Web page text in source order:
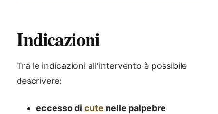
Indicazioni
Tra le indicazioni all'intervento è possibile
descrivere:
eccesso di cute nelle palpebre